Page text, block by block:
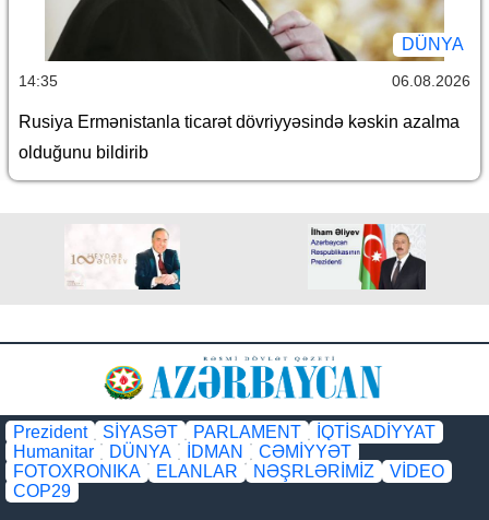
DÜNYA
14:35 06.08.2026
Rusiya Ermənistanla ticarət dövriyyəsində kəskin azalma
olduğunu bildirib
Prezident SİYASƏT PARLAMENT
İQTİSADİYYAT
Humanitar
DÜNYA İDMAN
CƏMİYYƏT
FOTOXRONIKA
ELANLAR NƏŞRLƏRİMİZ
VİDEO
COP29